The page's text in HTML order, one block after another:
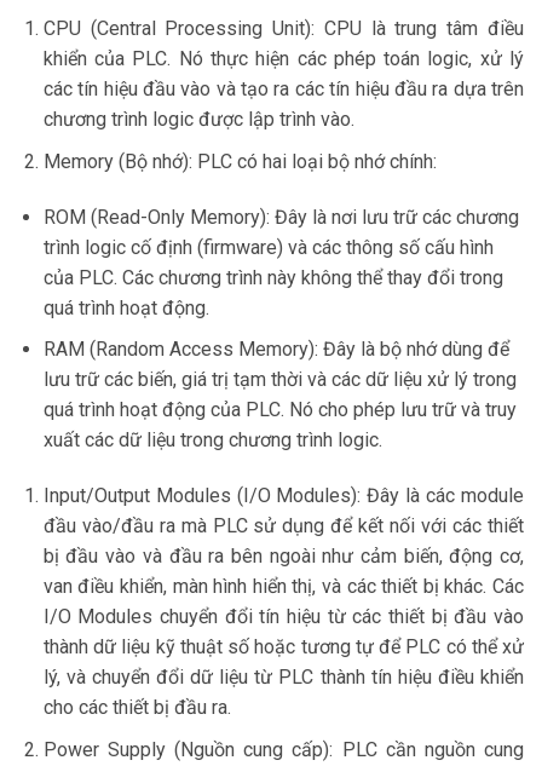
CPU (Central Processing Unit): CPU là trung tâm điều
khiển của PLC. Nó thực hiện các phép toán logic, xử lý
các tín hiệu đầu vào và tạo ra các tín hiệu đầu ra dựa trên
chương trình logic được lập trình vào.
Memory (Bộ nhớ): PLC có hai loại bộ nhớ chính:
ROM (Read-Only Memory): Đây là nơi lưu trữ các chương
trình logic cố định (firmware) và các thông số cấu hình
của PLC. Các chương trình này không thể thay đổi trong
quá trình hoạt động.
RAM (Random Access Memory): Đây là bộ nhớ dùng để
lưu trữ các biến, giá trị tạm thời và các dữ liệu xử lý trong
quá trình hoạt động của PLC. Nó cho phép lưu trữ và truy
xuất các dữ liệu trong chương trình logic.
Input/Output Modules (I/O Modules): Đây là các module
đầu vào/đầu ra mà PLC sử dụng để kết nối với các thiết
bị đầu vào và đầu ra bên ngoài như cảm biến, động cơ,
van điều khiển, màn hình hiển thị, và các thiết bị khác. Các
I/O Modules chuyển đổi tín hiệu từ các thiết bị đầu vào
thành dữ liệu kỹ thuật số hoặc tương tự để PLC có thể xử
lý, và chuyển đổi dữ liệu từ PLC thành tín hiệu điều khiển
cho các thiết bị đầu ra.
Power Supply (Nguồn cung cấp): PLC cần nguồn cung